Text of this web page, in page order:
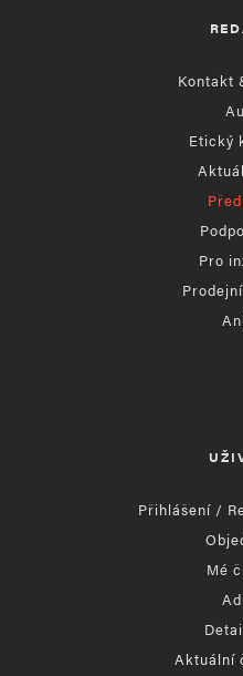
Kontakt
Etický
Pro
Přihlášení /
Mé
Aktuální